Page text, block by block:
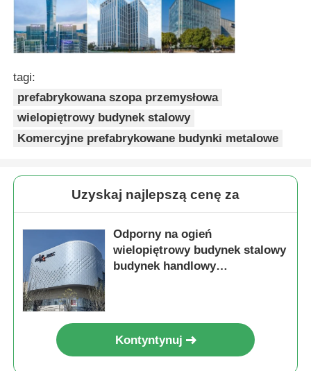
Most ze stali
Stalowa konstrukcja domek dla drobiu
Wielopiętrowa konstrukcja stalowa
Struktura stali przemysłowej
Public Steel Building
Komercyjna konstrukcja stalowa
Prefabrykowana konstrukcja stalowa
tagi:
prefabrykowana szopa przemysłowa
wielopiętrowy budynek stalowy
Komercyjne prefabrykowane budynki metalowe
Uzyskaj najlepszą cenę za
Odporny na ogień
wielopiętrowy budynek stalowy
budynek handlowy
Kontyntynuj